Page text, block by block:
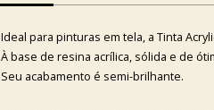
Ideal para pinturas em tela, a Tinta
À base de resina acrílica, sólida e de
Seu acabamento é semi-brilhante.